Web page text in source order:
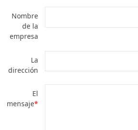
Nombre
de la
empresa
La
dirección
El
mensaje*